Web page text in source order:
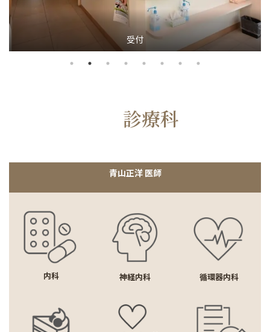
受付
診療科
青山正洋 医師
内科 神経内科 循環器内科